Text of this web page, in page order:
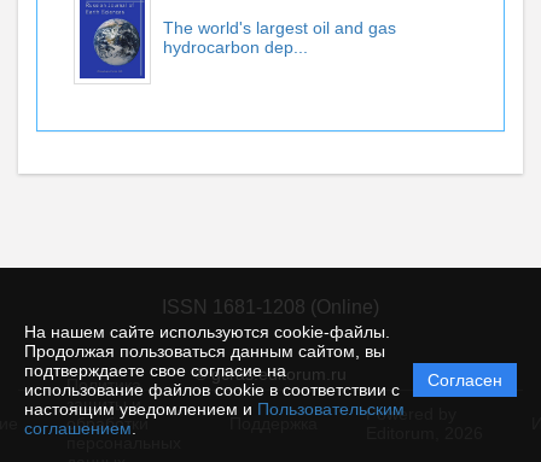
На нашем сайте используются cookie-файлы.
Продолжая пользоваться данным сайтом, вы
подтверждаете свое согласие на
использование файлов cookie в соответствии с
настоящим уведомлением и Пользовательским
соглашением
Согласен
The world's largest oil and gas
hydrocarbon dep...
ISSN 1681-1208 (Online)
© gcras.editorum.ru
Политика
защиты и
обработки
Powered by